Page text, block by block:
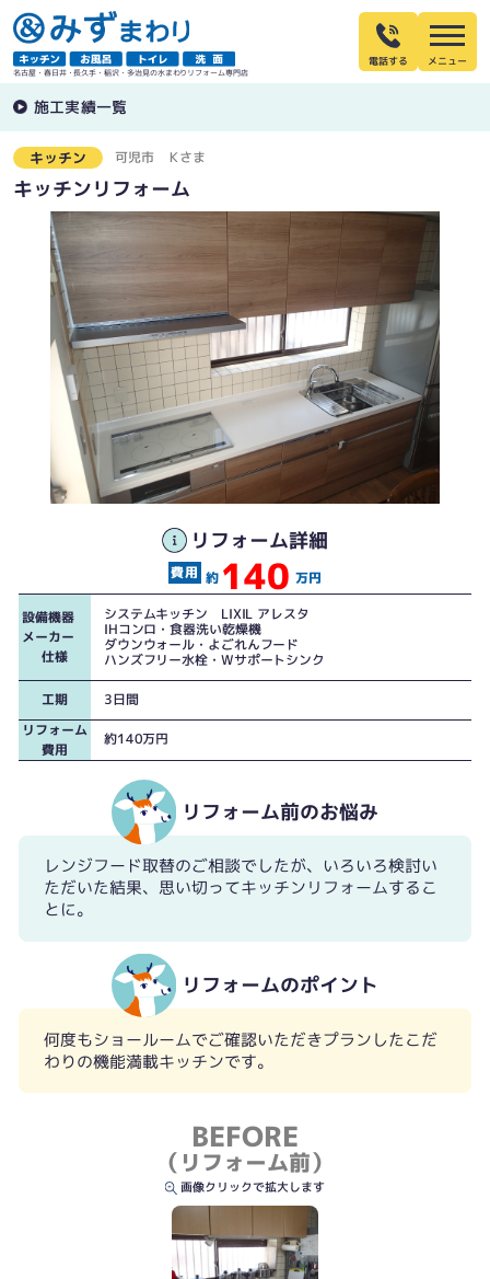
名古屋・春日井・長久手・稲沢・多治見の水まわりリフォーム専門店
電話する
施工実績一覧
キッチン 可児市 Ｋさま
キッチンリフォーム
リフォーム詳細
約 140 万円
設備機器
メーカー
仕様
システムキッチン LIXIL アレスタ
IHコンロ・食器洗い乾燥機
ダウンウォール・よごれんフード
ハンズフリー水栓・Wサポートシンク
工期
3日間
リフォーム
費用
約140万円
リフォーム前のお悩み
レンジフード取替のご相談でしたが、いろいろ検討い
ただいた結果、思い切ってキッチンリフォームするこ
とに。
リフォームのポイント
何度もショールームでご確認いただきプランしたこだ
わりの機能満載キッチンです。
BEFORE
（リフォーム前）
画像クリックで拡大します
奥行き60センチのキッチンでした
壁タイルはキレイだったので既存のままでリフォームしました。
日立製の３口IHコンロは機能充実でお掃除もらくらく。